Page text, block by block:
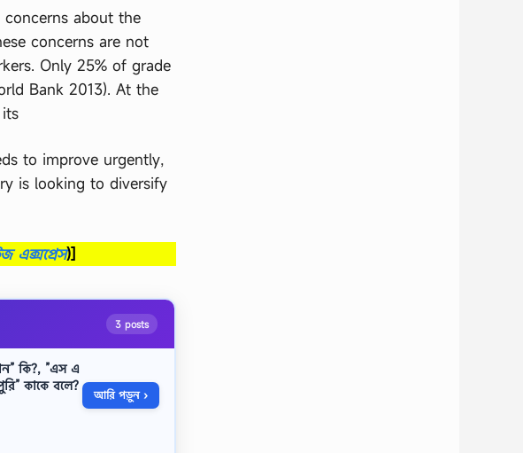
about the
concerns are not
Only 25% of grade
Bank 2013). At the
to improve urgently,
is looking to diversify
এক্সপ্রেস)]
3 posts
কি?, ”এস এ
কাকে বলে?
আরি পড়ুন ›